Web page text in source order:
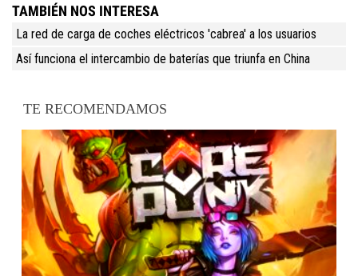
TAMBIÉN NOS INTERESA
La red de carga de coches eléctricos 'cabrea' a los usuarios
Así funciona el intercambio de baterías que triunfa en China
TE RECOMENDAMOS